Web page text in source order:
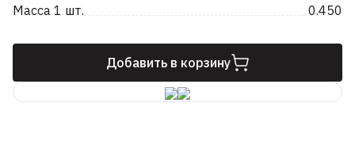
Масса 1 шт.
0.450
Добавить в корзину